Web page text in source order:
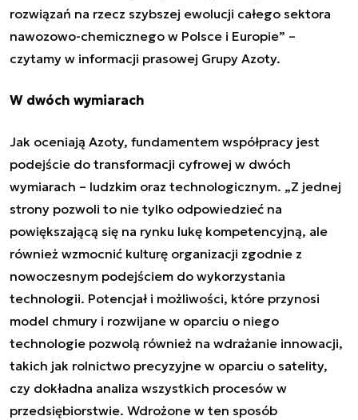
rozwiązań na rzecz szybszej ewolucji całego sektora
nawozowo-chemicznego w Polsce i Europie” –
czytamy w informacji prasowej Grupy Azoty.
W dwóch wymiarach
Jak oceniają Azoty, fundamentem współpracy jest
podejście do transformacji cyfrowej w dwóch
wymiarach – ludzkim oraz technologicznym. „Z jednej
strony pozwoli to nie tylko odpowiedzieć na
powiększającą się na rynku lukę kompetencyjną, ale
również wzmocnić kulturę organizacji zgodnie z
nowoczesnym podejściem do wykorzystania
technologii. Potencjał i możliwości, które przynosi
model chmury i rozwijane w oparciu o niego
technologie pozwolą również na wdrażanie innowacji,
takich jak rolnictwo precyzyjne w oparciu o satelity,
czy dokładna analiza wszystkich procesów w
przedsiębiorstwie. Wdrożone w ten sposób